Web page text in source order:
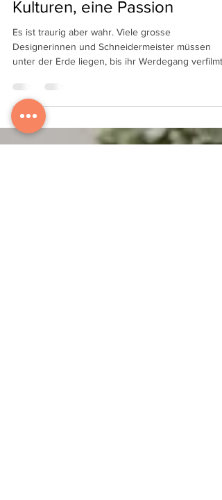
trendkomplott.ch
1 min read
Zwei Generationen, zwei
Kulturen, eine Passion
Designerinnen und Schneidermeister müssen
unter der Erde liegen, bis ihr Werdegang verfilmt
oder...